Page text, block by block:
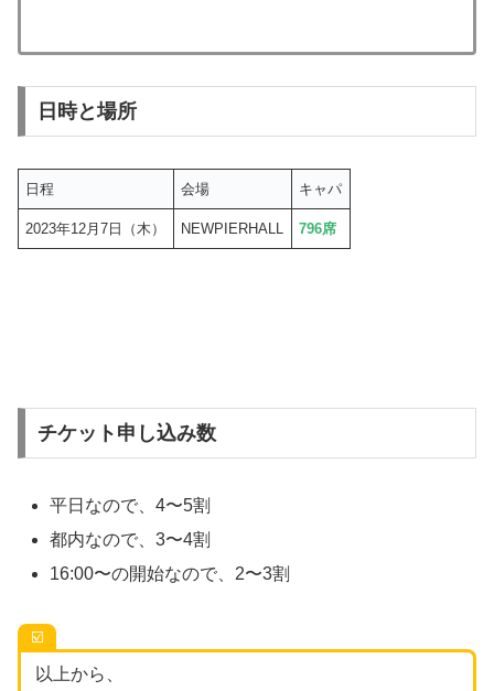
日時と場所
日程 会場 キャパ
2023年12月7日（木） NEWPIERHALL 796席
チケット申し込み数
平日なので、4〜5割
都内なので、3〜4割
16:00〜の開始なので、2〜3割
☑️
以上から、